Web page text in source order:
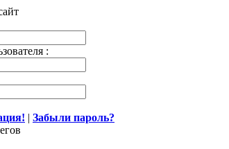
:
| Забыли пароль?